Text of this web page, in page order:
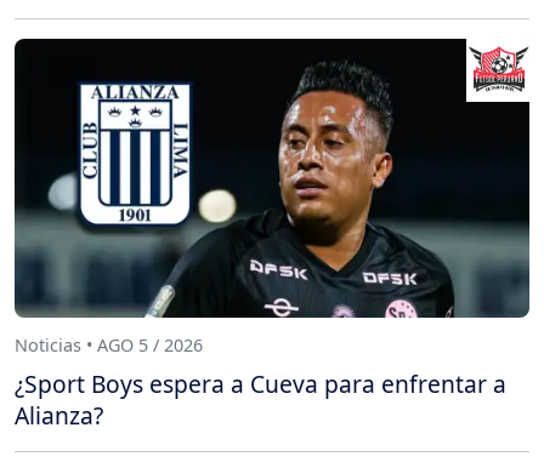
Noticias • AGO 5 / 2026
¿Sport Boys espera a Cueva para enfrentar a
Alianza?